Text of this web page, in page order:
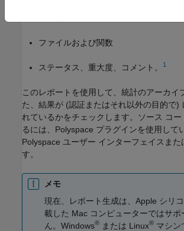
ファイルおよび関数
ステータス、重大度、コメント。 1
このレポートを使用して、統計のアーカイ
た、結果が (認証またはそれ以外の目的で)
れているかをチェックします。ソース コ
るには、Polyspace プラグインを使用して
Polyspace ユーザー インターフェイスまた
す。
メモ
現在、レポート生成は、Apple シリ
載した Mac コンピューターではサポ
ん。Windows® または Linux® マシン